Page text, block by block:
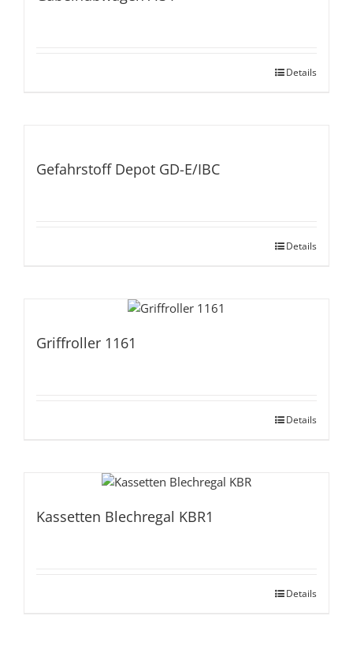
Details
Gefahrstoff Depot GD-E/IBC
Details
Griffroller 1161
Details
Kassetten Blechregal KBR1
Details